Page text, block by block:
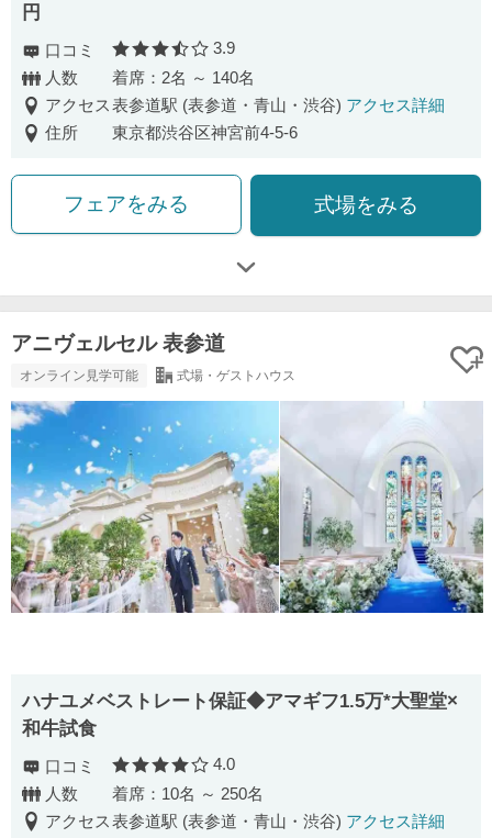
円
口コミ 口コミ評価
3.9
人数
着席：2名 ～ 140名
アクセス表参道駅 (表参道・青山・渋谷) アクセス詳細
住所
東京都渋谷区神宮前4-5-6
フェアをみる 式場をみる
アニヴェルセル 表参道
オンライン見学可能 式場・ゲストハウス
ハナユメベストレート保証◆アマギフ1.5万*大聖堂×
和牛試食
口コミ 口コミ評価
4.0
人数
着席：10名 ～ 250名
アクセス表参道駅 (表参道・青山・渋谷) アクセス詳細